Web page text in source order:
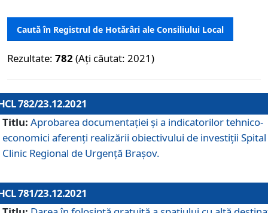
Caută în Registrul de Hotărâri ale Consiliului Local
Rezultate: 782 (Ați căutat: 2021)
782/23.12.2021
Titlu: Aprobarea documentației și a indicatorilor tehnico-
economici aferenți realizării obiectivului de investiții Spital
Clinic Regional de Urgență Brașov.
781/23.12.2021